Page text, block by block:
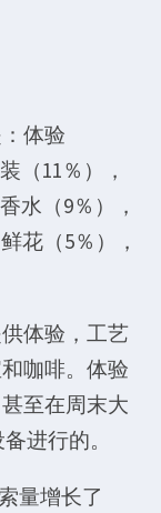
体验
（11％），
水（9％），
花（5％），
体验，工艺
咖啡。体验
至在周末大
进行的。
量增长了